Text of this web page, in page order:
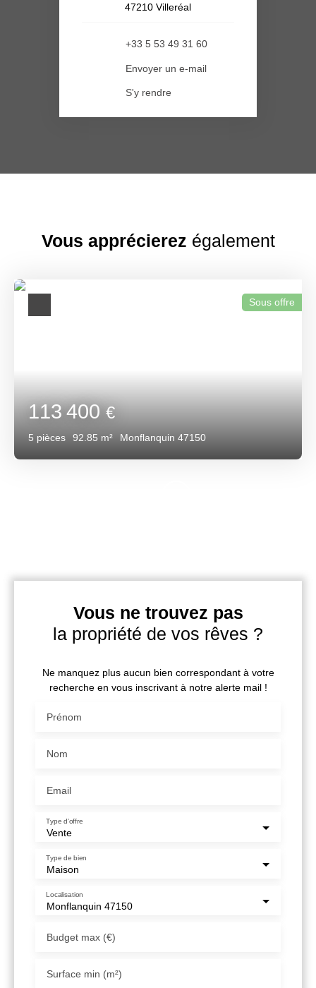
47210 Villeréal
+33 5 53 49 31 60
Envoyer un e-mail
S'y rendre
Vous apprécierez également
113 400€
5 pièces 92.85 m² Monflanquin 47150
Sous offre
Vous ne trouvez pas
la propriété de vos rêves ?
Ne manquez plus aucun bien correspondant à votre
recherche en vous inscrivant à notre alerte mail !
Prénom
Nom
Email
Vente
Type d'offre
Maison
Type de bien
Monflanquin 47150
Localisation
Budget max (€)
Surface min (m²)